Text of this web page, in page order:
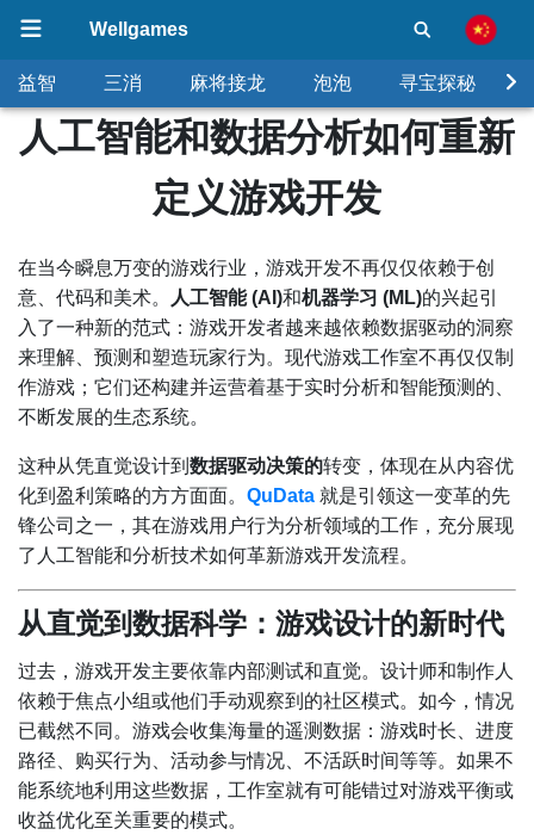
Wellgames
益智 三消 麻将接龙 泡泡 寻宝探秘
人工智能和数据分析如何重新
定义游戏开发
在当今瞬息万变的游戏行业，游戏开发不再仅仅依赖于创
意、代码和美术。
人工智能 (AI)和机器学习 (ML)的兴起引
入了一种新的范式：游戏开发者越来越依赖数据驱动的洞察
来理解、预测和塑造玩家行为。现代游戏工作室不再仅仅制
作游戏；它们还构建并运营着基于实时分析和智能预测的、
不断发展的生态系统。
这种从凭直觉设计到 数据驱动决策的转变，体现在从内容优
化到盈利策略的方方面面。 QuData 就是引领这一变革的先
锋公司之一，其在游戏用户行为分析领域的工作，充分展现
了人工智能和分析技术如何革新游戏开发流程。
从直觉到数据科学：游戏设计的新时代
过去，游戏开发主要依靠内部测试和直觉。设计师和制作人
依赖于焦点小组或他们手动观察到的社区模式。如今，情况
已截然不同。游戏会收集海量的遥测数据：游戏时长、进度
路径、购买行为、活动参与情况、不活跃时间等等。如果不
能系统地利用这些数据，工作室就有可能错过对游戏平衡或
收益优化至关重要的模式。